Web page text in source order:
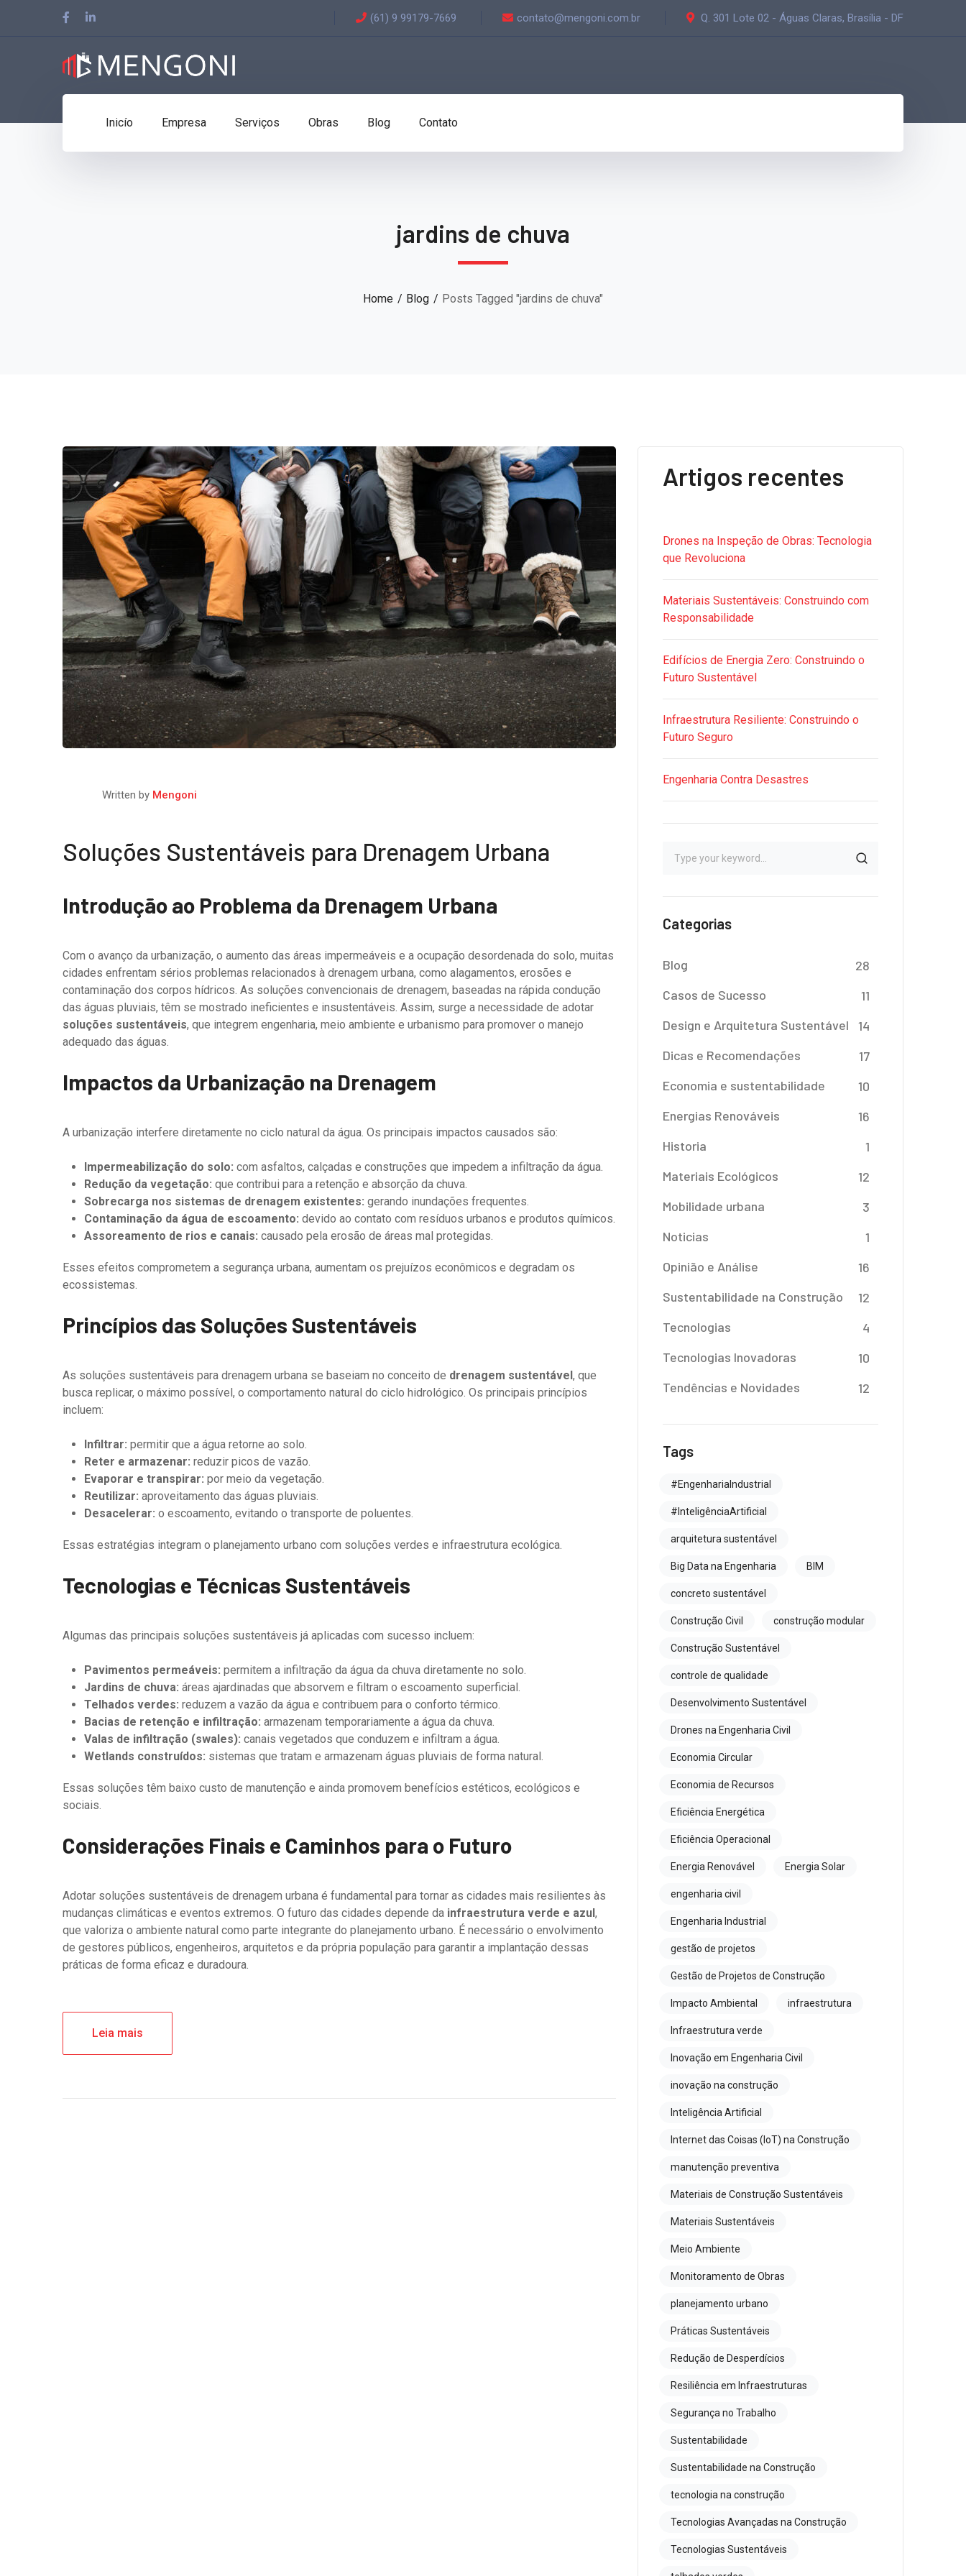
Facebook
Profile
LinkedIn
Profile
(61) 9 99179-7669 contato@mengoni.com.br Q. 301 Lote 02 - Águas Claras, Brasília - DF
Inicío Empresa Serviços Obras Blog Contato
jardins de chuva
Home Blog Posts Tagged "jardins de chuva"
Written by Mengoni
Soluções Sustentáveis para Drenagem Urbana
Introdução ao Problema da Drenagem Urbana
Com o avanço da urbanização, o aumento das áreas impermeáveis e a ocupação desordenada do solo, muitas
cidades enfrentam sérios problemas relacionados à drenagem urbana, como alagamentos, erosões e
contaminação dos corpos hídricos. As soluções convencionais de drenagem, baseadas na rápida condução
das águas pluviais, têm se mostrado ineficientes e insustentáveis. Assim, surge a necessidade de adotar
soluções sustentáveis, que integrem engenharia, meio ambiente e urbanismo para promover o manejo
adequado das águas.
Impactos da Urbanização na Drenagem
A urbanização interfere diretamente no ciclo natural da água. Os principais impactos causados são:
Impermeabilização do solo: com asfaltos, calçadas e construções que impedem a infiltração da água.
Redução da vegetação: que contribui para a retenção e absorção da chuva.
Sobrecarga nos sistemas de drenagem existentes: gerando inundações frequentes.
Contaminação da água de escoamento: devido ao contato com resíduos urbanos e produtos químicos.
Assoreamento de rios e canais: causado pela erosão de áreas mal protegidas.
Esses efeitos comprometem a segurança urbana, aumentam os prejuízos econômicos e degradam os
ecossistemas.
Princípios das Soluções Sustentáveis
As soluções sustentáveis para drenagem urbana se baseiam no conceito de drenagem sustentável, que
busca replicar, o máximo possível, o comportamento natural do ciclo hidrológico. Os principais princípios
incluem:
Infiltrar: permitir que a água retorne ao solo.
Reter e armazenar: reduzir picos de vazão.
Evaporar e transpirar: por meio da vegetação.
Reutilizar: aproveitamento das águas pluviais.
Desacelerar: o escoamento, evitando o transporte de poluentes.
Essas estratégias integram o planejamento urbano com soluções verdes e infraestrutura ecológica.
Tecnologias e Técnicas Sustentáveis
Algumas das principais soluções sustentáveis já aplicadas com sucesso incluem:
Pavimentos permeáveis: permitem a infiltração da água da chuva diretamente no solo.
Jardins de chuva: áreas ajardinadas que absorvem e filtram o escoamento superficial.
Telhados verdes: reduzem a vazão da água e contribuem para o conforto térmico.
Bacias de retenção e infiltração: armazenam temporariamente a água da chuva.
Valas de infiltração (swales): canais vegetados que conduzem e infiltram a água.
Wetlands construídos: sistemas que tratam e armazenam águas pluviais de forma natural.
Essas soluções têm baixo custo de manutenção e ainda promovem benefícios estéticos, ecológicos e
sociais.
Considerações Finais e Caminhos para o Futuro
Adotar soluções sustentáveis de drenagem urbana é fundamental para tornar as cidades mais resilientes às
mudanças climáticas e eventos extremos. O futuro das cidades depende da infraestrutura verde e azul,
que valoriza o ambiente natural como parte integrante do planejamento urbano. É necessário o envolvimento
de gestores públicos, engenheiros, arquitetos e da própria população para garantir a implantação dessas
práticas de forma eficaz e duradoura.
Leia mais
Artigos recentes
Drones na Inspeção de Obras: Tecnologia
que Revoluciona
Materiais Sustentáveis: Construindo com
Responsabilidade
Edifícios de Energia Zero: Construindo o
Futuro Sustentável
Infraestrutura Resiliente: Construindo o
Futuro Seguro
Engenharia Contra Desastres
Categorias
Blog
28
Casos de Sucesso
11
Design e Arquitetura Sustentável
14
Dicas e Recomendações
17
Economia e sustentabilidade
10
Energias Renováveis
16
Historia
1
Materiais Ecológicos
12
Mobilidade urbana
3
Noticias
1
Opinião e Análise
16
Sustentabilidade na Construção
12
Tecnologias
4
Tecnologias Inovadoras
10
Tendências e Novidades
12
Tags
#EngenhariaIndustrial
#InteligênciaArtificial
arquitetura sustentável
Big Data na Engenharia BIM
concreto sustentável
Construção Civil construção modular
Construção Sustentável
controle de qualidade
Desenvolvimento Sustentável
Drones na Engenharia Civil
Economia Circular
Economia de Recursos
Eficiência Energética
Eficiência Operacional
Energia Renovável Energia Solar
engenharia civil
Engenharia Industrial
gestão de projetos
Gestão de Projetos de Construção
Impacto Ambiental infraestrutura
Infraestrutura verde
Inovação em Engenharia Civil
inovação na construção
Inteligência Artificial
Internet das Coisas (IoT) na Construção
manutenção preventiva
Materiais de Construção Sustentáveis
Materiais Sustentáveis
Meio Ambiente
Monitoramento de Obras
planejamento urbano
Práticas Sustentáveis
Redução de Desperdícios
Resiliência em Infraestruturas
Segurança no Trabalho
Sustentabilidade
Sustentabilidade na Construção
tecnologia na construção
Tecnologias Avançadas na Construção
Tecnologias Sustentáveis